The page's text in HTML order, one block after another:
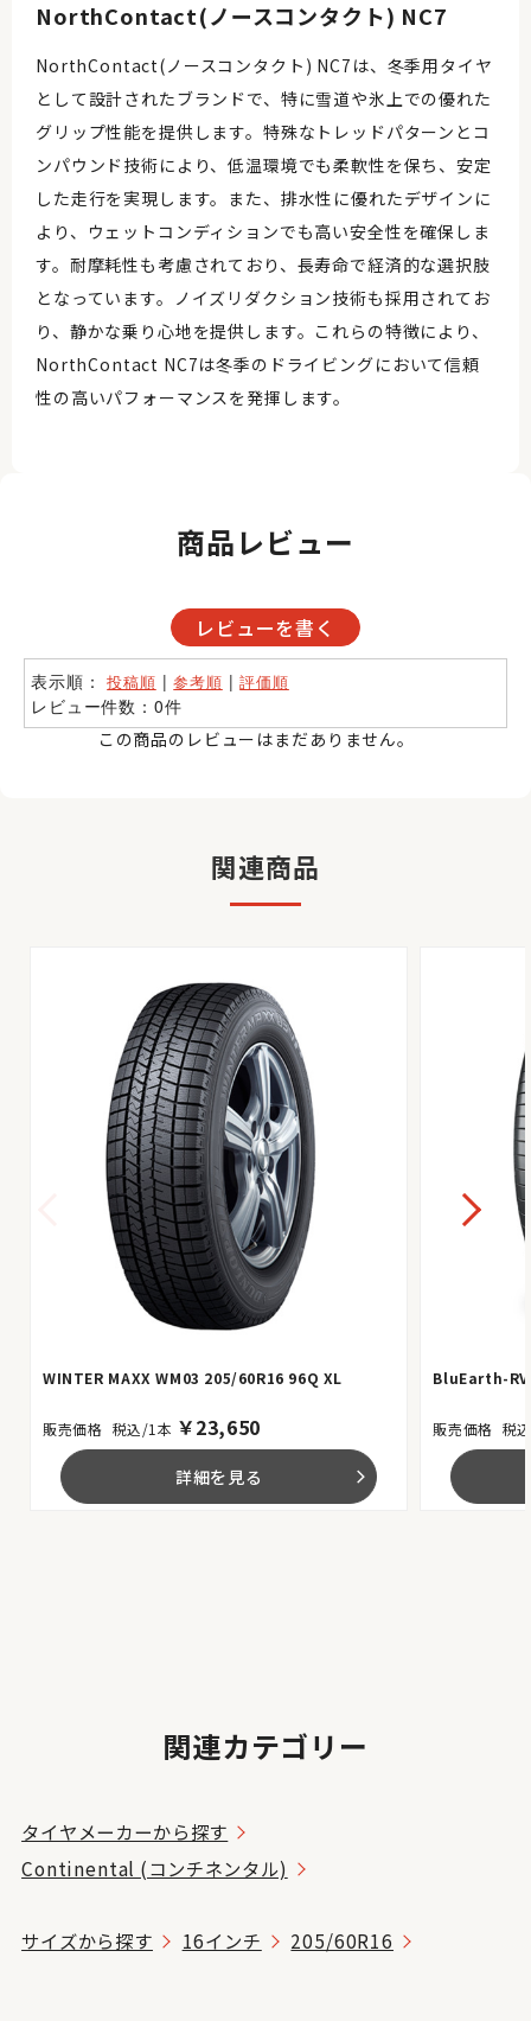
NorthContact(ノースコンタクト) NC7
NorthContact(ノースコンタクト) NC7は、冬季用タイヤ
として設計されたブランドで、特に雪道や氷上での優れた
グリップ性能を提供します。特殊なトレッドパターンとコ
ンパウンド技術により、低温環境でも柔軟性を保ち、安定
した走行を実現します。また、排水性に優れたデザインに
より、ウェットコンディションでも高い安全性を確保しま
す。耐摩耗性も考慮されており、長寿命で経済的な選択肢
となっています。ノイズリダクション技術も採用されてお
り、静かな乗り心地を提供します。これらの特徴により、
NorthContact NC7は冬季のドライビングにおいて信頼
性の高いパフォーマンスを発揮します。
商品レビュー
レビューを書く
表示順：投稿順 |参考順 |評価順
レビュー件数：0件
この商品のレビューはまだありません。
関連商品
WINTER MAXX WM03 205/60R16 96Q XL
税込/1本 ￥23,650
詳細を見る arrow_forward_ios
BluEarth-RV
税
関連カテゴリー
タイヤメーカーから探す
Continental (コンチネンタル)
サイズから探す 16インチ 205/60R16